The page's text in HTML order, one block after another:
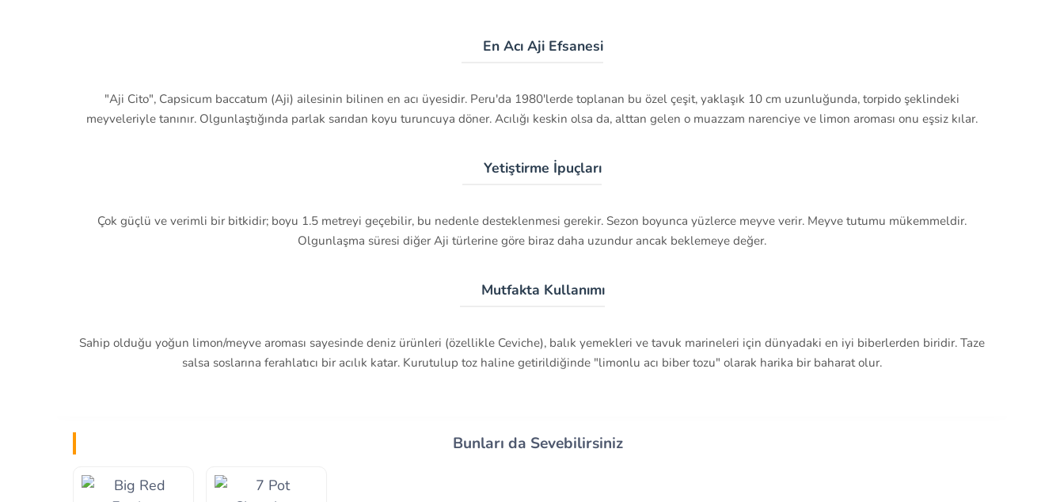
🍋 En Acı Aji Efsanesi
"Aji Cito", Capsicum baccatum (Aji) ailesinin bilinen en acı üyesidir. Peru'da 1980'lerde toplanan bu özel çeşit, yaklaşık 10 cm uzunluğunda, torpido şeklindeki
meyveleriyle tanınır. Olgunlaştığında parlak sarıdan koyu turuncuya döner. Acılığı keskin olsa da, alttan gelen o muazzam narenciye ve limon aroması onu eşsiz kılar.
🌱 Yetiştirme İpuçları
Çok güçlü ve verimli bir bitkidir; boyu 1.5 metreyi geçebilir, bu nedenle desteklenmesi gerekir. Sezon boyunca yüzlerce meyve verir. Meyve tutumu mükemmeldir.
Olgunlaşma süresi diğer Aji türlerine göre biraz daha uzundur ancak beklemeye değer.
🍽️ Mutfakta Kullanımı
Sahip olduğu yoğun limon/meyve aroması sayesinde deniz ürünleri (özellikle Ceviche), balık yemekleri ve tavuk marineleri için dünyadaki en iyi biberlerden biridir. Taze
salsa soslarına ferahlatıcı bir acılık katar. Kurutulup toz haline getirildiğinde "limonlu acı biber tozu" olarak harika bir baharat olur.
Bunları da Sevebilirsiniz